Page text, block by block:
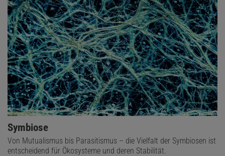
Symbiose
Von Mutualismus bis Parasitismus – die Vielfalt der Symbiosen ist
entscheidend für Ökosysteme und deren Stabilität.